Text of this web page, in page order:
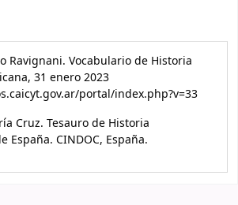
Ravignani. Vocabulario de Historia
31 enero 2023
portal/index.php?v=33
Cruz. Tesauro de Historia
España. CINDOC, España.